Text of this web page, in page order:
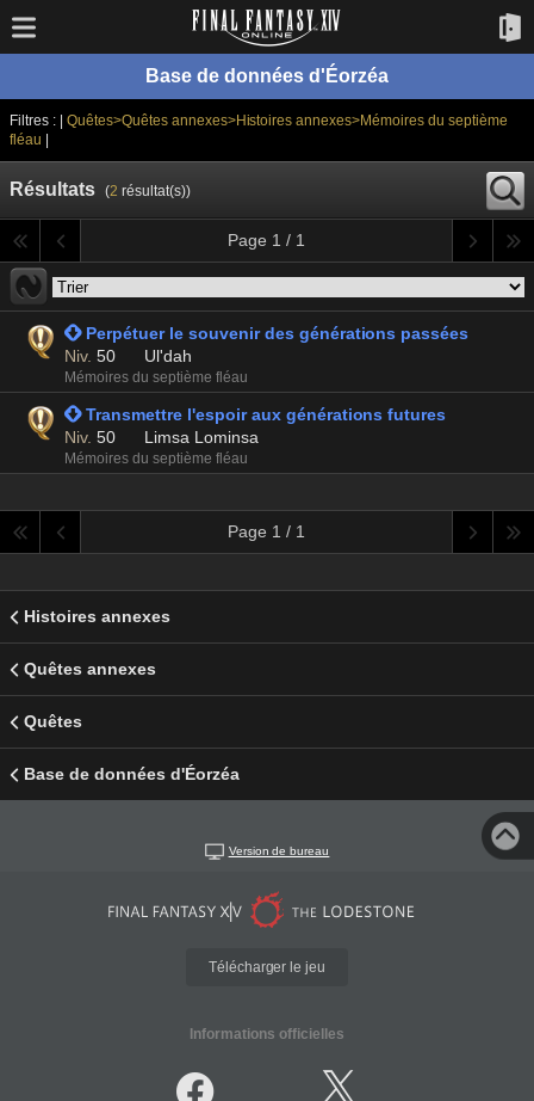
Base de données d'Éorzéa
Filtres : | Quêtes>Quêtes annexes>Histoires annexes>Mémoires du septième
fléau
Résultats (2 résultat(s))
Page 1 / 1
 Perpétuer le souvenir des générations passées
Niv. 50 Ul'dah
Mémoires du septième fléau
 Transmettre l'espoir aux générations futures
Niv. 50 Limsa Lominsa
Mémoires du septième fléau
Page 1 / 1
Histoires annexes
Quêtes annexes
Quêtes
Base de données d'Éorzéa
Version de bureau
Télécharger le jeu
Informations officielles